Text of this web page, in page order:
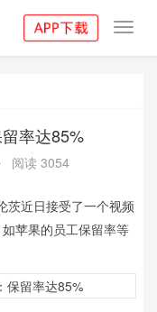
率达85%
阅读 3054
茨近日接受了一个视频
苹果的员工保留率等